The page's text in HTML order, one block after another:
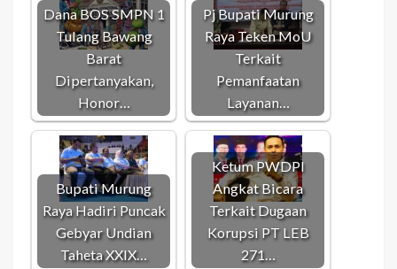
Dana BOS SMPN 1
Tulang Bawang
Barat
Dipertanyakan,
Honor…
Pj Bupati Murung
Raya Teken MoU
Terkait
Pemanfaatan
Layanan…
Bupati Murung
Raya Hadiri Puncak
Gebyar Undian
Taheta XXIX…
Ketum PWDPI
Angkat Bicara
Terkait Dugaan
Korupsi PT LEB
271…